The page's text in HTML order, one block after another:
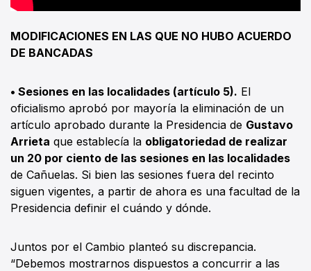
MODIFICACIONES EN LAS QUE NO HUBO ACUERDO
DE BANCADAS
• Sesiones en las localidades (artículo 5). El
oficialismo aprobó por mayoría la eliminación de un
artículo aprobado durante la Presidencia de Gustavo
Arrieta que establecía la obligatoriedad de realizar
un 20 por ciento de las sesiones en las localidades
de Cañuelas. Si bien las sesiones fuera del recinto
siguen vigentes, a partir de ahora es una facultad de la
Presidencia definir el cuándo y dónde.
Juntos por el Cambio planteó su discrepancia.
“Debemos mostrarnos dispuestos a concurrir a las